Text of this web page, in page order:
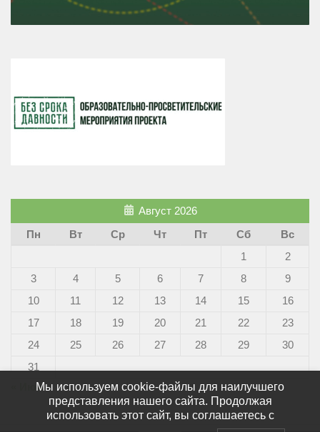
Август 2026
Пн
Вт Ср Чт Пт Сб
Вс
1
2
3
4 5 6 7 8
9
10
11 12 13 14 15
16
17
18 19 20 21 22
23
24
25 26 27 28 29
30
31
« ИюнМы используем cookie-файлы для наилучшего
представления нашего сайта. Продолжая
использовать этот сайт, вы соглашаетесь с